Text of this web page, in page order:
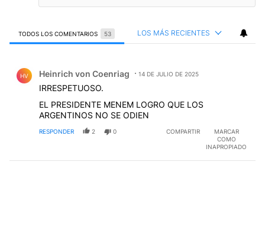
TODOS LOS COMENTARIOS 53 LOS MÁS RECIENTES
HV Heinrich von Coenriag 14 DE JULIO DE 2025
IRRESPETUOSO.
EL PRESIDENTE MENEM LOGRO QUE LOS
ARGENTINOS NO SE ODIEN
RESPONDER 2 0 COMPARTIR
MARCAR
COMO
INAPROPIADO